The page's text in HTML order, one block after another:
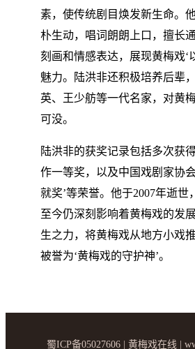
素，使传统剧目焕发新生命。
朴生动，唱词朗朗上口，擅长
刻画和情感表达，展现黄梅戏‘
魅力。陆洪非还积极培养后辈
英、王少舫等一代名家，对黄
可没。
陆洪非的获奖记录包括多次获
作一等奖，以及中国戏剧家协
就奖’等荣誉。他于2007年逝世
至今仍深刻影响着黄梅戏的发
生之力，将黄梅戏从地方小戏
被誉为‘黄梅戏的守护神’。
蜀ICP备05027606 | 黄梅戏在线 |